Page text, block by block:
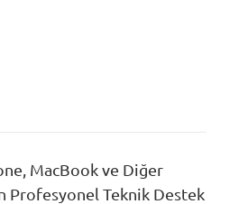
MacBook ve Diğer
Profesyonel Teknik Destek